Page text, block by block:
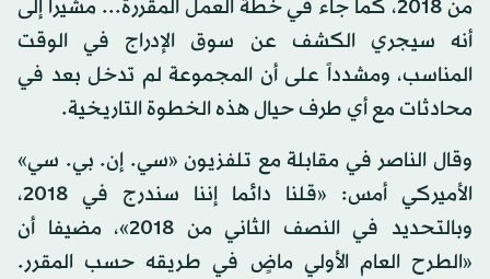
من 2018، كما جاء في خطة العمل المقررة... مشيرا إلى
أنه سيجري الكشف عن سوق الإدراج في الوقت
المناسب، ومشدداً على أن المجموعة لم تدخل بعد في
محادثات مع أي طرف حيال هذه الخطوة التاريخية.
وقال الناصر في مقابلة مع تلفزيون «سي. إن. بي. سي»
الأميركي أمس: «قلنا دائما إننا سندرج في 2018،
وبالتحديد في النصف الثاني من 2018»، مضيفا أن
«الطرح العام الأولي ماضٍ في طريقه حسب المقرر.